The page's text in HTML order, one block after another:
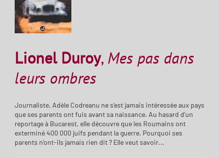
Lionel Duroy, Mes pas dans
leurs ombres
Journaliste, Adèle Codreanu ne s’est jamais intéressée aux pays
que ses parents ont fuis avant sa naissance. Au hasard d’un
reportage à Bucarest, elle découvre que les Roumains ont
exterminé 400 000 juifs pendant la guerre. Pourquoi ses
parents n’ont-ils jamais rien dit ? Elle veut savoir...